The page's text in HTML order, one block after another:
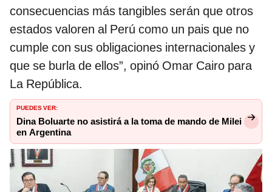
consecuencias más tangibles serán que otros
estados valoren al Perú como un pais que no
cumple con sus obligaciones internacionales y
que se burla de ellos”, opinó Omar Cairo para
La República.
PUEDES VER:
Dina Boluarte no asistirá a la toma de mando de Milei
en Argentina